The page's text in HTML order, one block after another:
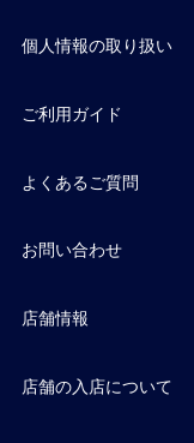
個人情報の取り扱い
ご利用ガイド
よくあるご質問
お問い合わせ
店舗情報
店舗の入店について